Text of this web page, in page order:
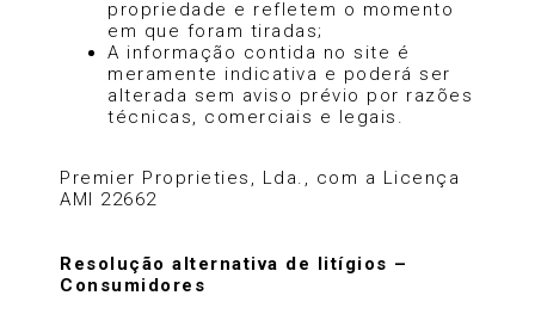
propriedade e refletem o momento
em que foram tiradas;
A informação contida no site é
meramente indicativa e poderá ser
alterada sem aviso prévio por razões
técnicas, comerciais e legais.
Premier Proprieties, Lda., com a Licença
AMI 22662
Resolução alternativa de litígios –
Consumidores